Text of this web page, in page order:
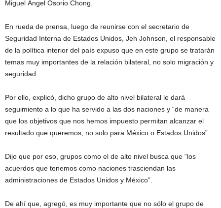
Miguel Ángel Osorio Chong.
En rueda de prensa, luego de reunirse con el secretario de
Seguridad Interna de Estados Unidos, Jeh Johnson, el responsable
de la política interior del país expuso que en este grupo se tratarán
temas muy importantes de la relación bilateral, no solo migración y
seguridad.
Por ello, explicó, dicho grupo de alto nivel bilateral le dará
seguimiento a lo que ha servido a las dos naciones y “de manera
que los objetivos que nos hemos impuesto permitan alcanzar el
resultado que queremos, no solo para México o Estados Unidos”.
Dijo que por eso, grupos como el de alto nivel busca que “los
acuerdos que tenemos como naciones trasciendan las
administraciones de Estados Unidos y México”.
De ahí que, agregó, es muy importante que no sólo el grupo de